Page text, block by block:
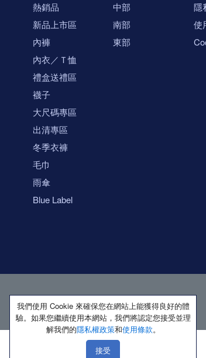
熱銷品
新品上市區
內褲
內衣／Ｔ恤
禮盒送禮區
襪子
大尺碼專區
出清專區
冬季衣褲
毛巾
雨傘
Blue Label
中部
南部
東部
隱
使
著作權所有 保留一切權利
我們使用 Cookie 來確保您在網站上能獲得良好的體
驗。如果您繼續使用本網站，我們將認定您接受並理
解我們的隱私權政策和使用條款。
接受